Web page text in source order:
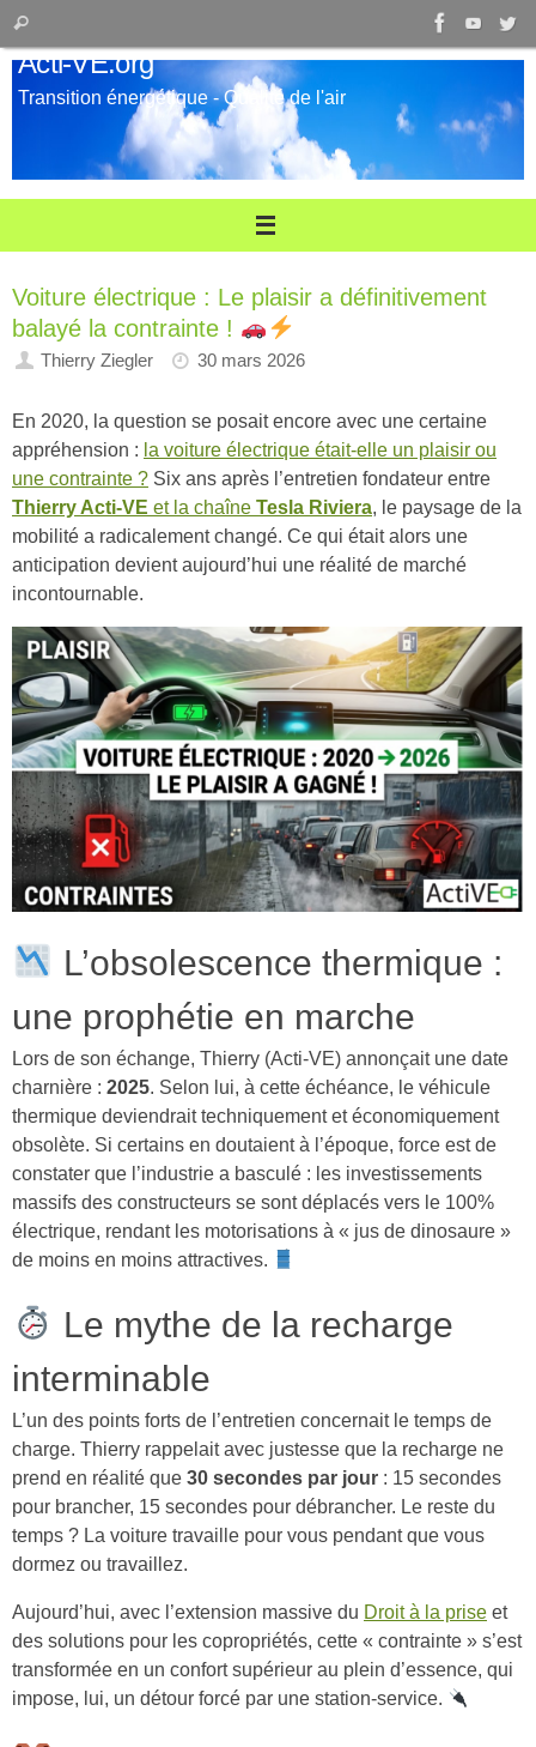
Passer
au
contenu
pour
:
Rechercher
Acti-VE.org
Transition énergétique - Qualité de l'air
Voiture électrique : Le plaisir a définitivement
balayé la contrainte !
Thierry Ziegler 30 mars 2026
En 2020, la question se posait encore avec une certaine
appréhension : la voiture électrique était-elle un plaisir ou
une contrainte ? Six ans après l’entretien fondateur entre
Thierry Acti-VE et la chaîne Tesla Riviera , le paysage de la
mobilité a radicalement changé. Ce qui était alors une
anticipation devient aujourd’hui une réalité de marché
incontournable.
L’obsolescence thermique :
une prophétie en marche
Lors de son échange, Thierry (Acti-VE) annonçait une date
charnière : 2025. Selon lui, à cette échéance, le véhicule
thermique deviendrait techniquement et économiquement
obsolète. Si certains en doutaient à l’époque, force est de
constater que l’industrie a basculé : les investissements
massifs des constructeurs se sont déplacés vers le 100%
électrique, rendant les motorisations à « jus de dinosaure »
de moins en moins attractives.
Le mythe de la recharge
interminable
L’un des points forts de l’entretien concernait le temps de
charge. Thierry rappelait avec justesse que la recharge ne
prend en réalité que 30 secondes par jour : 15 secondes
pour brancher, 15 secondes pour débrancher. Le reste du
temps ? La voiture travaille pour vous pendant que vous
dormez ou travaillez.
Aujourd’hui, avec l’extension massive du Droit à la prise et
des solutions pour les copropriétés, cette « contrainte » s’est
transformée en un confort supérieur au plein d’essence, qui
impose, lui, un détour forcé par une station-service.